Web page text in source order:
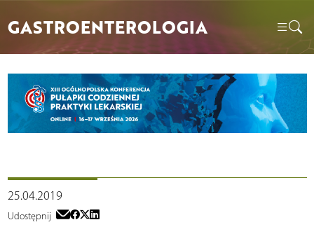
GASTROENTEROLOGIA
25.04.2019
Udostępnij